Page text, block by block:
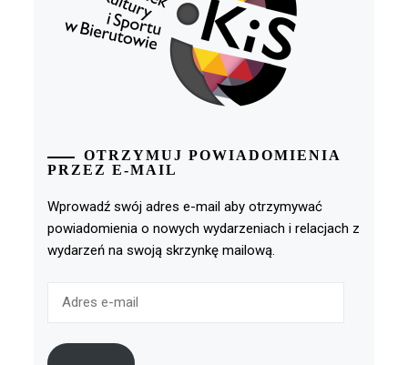
OTRZYMUJ POWIADOMIENIA
PRZEZ E-MAIL
Wprowadź swój adres e-mail aby otrzymywać
powiadomienia o nowych wydarzeniach i relacjach z
wydarzeń na swoją skrzynkę mailową.